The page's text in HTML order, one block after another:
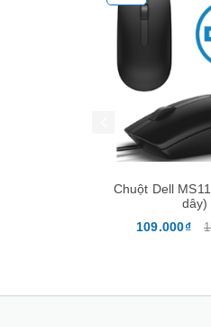
Chuột Dell MS116 (USB, Có
155.000₫